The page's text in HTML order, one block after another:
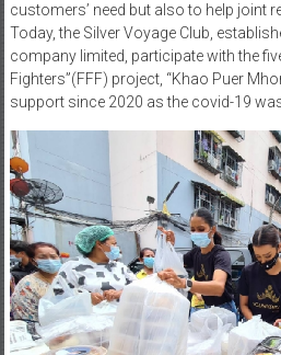
customers’ need but also to help joint
Today, the Silver Voyage Club,
company limited, participate with the
Fighters”(FFF) project, “Khao Puer
support since 2020 as the covid-19